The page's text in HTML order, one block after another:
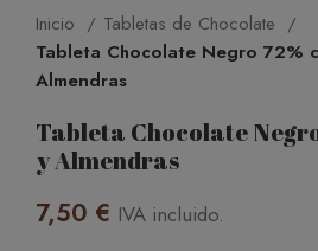
Inicio
Tabletas de Chocolate
Tableta Chocolate Negro 72%
Almendras
Tableta Chocolate
y Almendras
7,50 € IVA incluido.